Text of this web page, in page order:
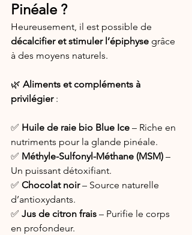
Pinéale ?
Heureusement, il est possible de
décalcifier et stimuler l’épiphyse grâce
à des moyens naturels.
🌿 Aliments et compléments à
privilégier :
✅ Huile de raie bio Blue Ice – Riche en
nutriments pour la glande pinéale.
✅ Méthyle-Sulfonyl-Méthane (MSM) –
Un puissant détoxifiant.
✅ Chocolat noir – Source naturelle
d’antioxydants.
✅ Jus de citron frais – Purifie le corps
en profondeur.